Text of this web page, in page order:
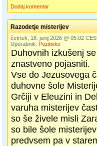
Dodaj komentar
Razodetje misterijev
četrtek, 18. junij 2026 @ 05:02
Uporabnik: Pozitivke
Duhovnih izkušenj
znastveno pojasniti.
Vse do Jezusovega
duhovne šole
Grčiji v Eleuzini in
varuha misterijev
so še živele misli
so bile šole
predvsem pa v